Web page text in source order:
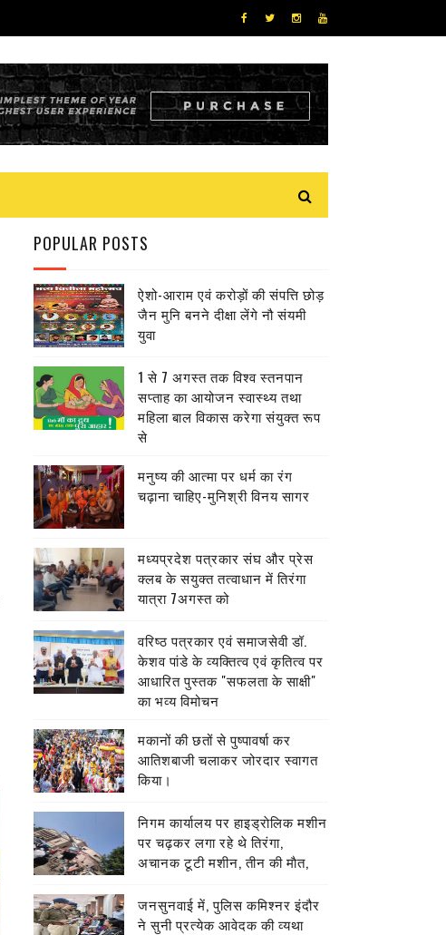
POPULAR POSTS
ऐशो-आराम एवं करोड़ों की संपत्ति छोड़
जैन मुनि बनने दीक्षा लेंगे नौ संयमी
युवा
1 से 7 अगस्त तक विश्व स्तनपान
सप्ताह का आयोजन स्वास्थ्य तथा
महिला बाल विकास करेगा संयुक्त रूप
से
मनुष्य की आत्मा पर धर्म का रंग
चढ़ाना चाहिए-मुनिश्री विनय सागर
मध्यप्रदेश पत्रकार संघ और प्रेस
क्लब के सयुक्त तत्वाधान में तिरंगा
यात्रा 7अगस्त को
वरिष्ठ पत्रकार एवं समाजसेवी डॉ.
केशव पांडे के व्यक्तित्व एवं कृतित्व पर
आधारित पुस्तक "सफलता के साक्षी"
का भव्य विमोचन
मकानों की छतों से पुष्पावर्षा कर
आतिशबाजी चलाकर जोरदार स्वागत
किया।
निगम कार्यालय पर हाइड्राेलिक मशीन
पर चढ़कर लगा रहे थे तिरंगा,
अचानक टूटी मशीन, तीन की माैत,
जनसुनवाई में, पुलिस कमिश्नर इंदौर
ने सुनी प्रत्येक आवेदक की व्यथा